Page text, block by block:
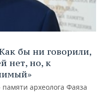
бы ни говорили,
нет, но, к
археолога Фаяза